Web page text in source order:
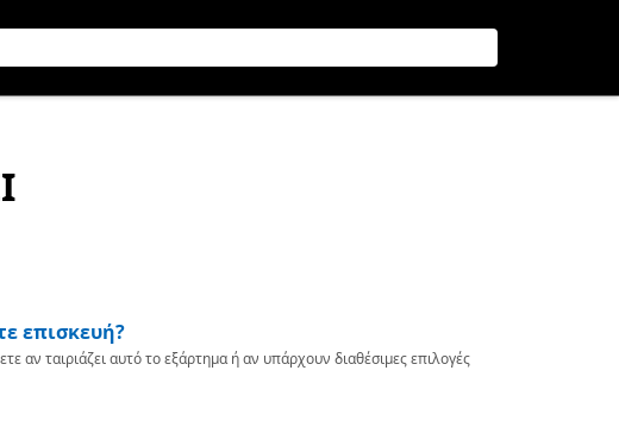
επισκευή?
αν ταιριάζει αυτό το εξάρτημα ή αν υπάρχουν διαθέσιμες επιλογές